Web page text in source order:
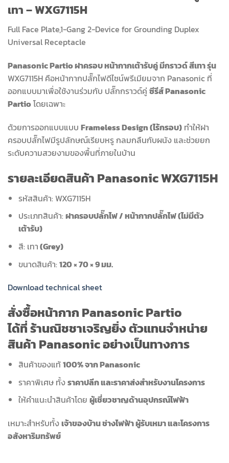
เทา – WXG7115H
Full Face Plate,1-Gang 2-Device for Grounding Duplex
Universal Receptacle
Panasonic Partio ฝาครอบ หน้ากากเต้ารับคู่ มีกราวด์ สีเทา รุ่น
WXG7115H คือหน้ากากปลั๊กไฟดีไซน์พรีเมียมจาก Panasonic ที่
ออกแบบมาเพื่อใช้งานร่วมกับ ปลั๊กกราวด์คู่ ซีรีส์ Panasonic
Partioโดยเฉพาะ
ด้วยการออกแบบแบบ Frameless Design (ไร้กรอบ) ทำให้ฝา
ครอบปลั๊กไฟมีรูปลักษณ์เรียบหรู กลมกลืนกับผนัง และช่วยยก
ระดับความสวยงามของพื้นที่ภายในบ้าน
รายละเอียดสินค้า PanasonicWXG7115H
รหัสสินค้า: WXG7115H
ประเภทสินค้า: ฝาครอบปลั๊กไฟ / หน้ากากปลั๊กไฟ (ไม่มีตัว
เต้ารับ)
สี: เทา(Grey)
ขนาดสินค้า: 120 × 70 × 9 มม.
Download technical sheet
สั่งซื้อหน้ากาก Panasonic Partio
ได้ที่ ร้านณิชชาเจริญยิ่ง ตัวแทนจำหน่าย
สินค้า Panasonic อย่างเป็นทางการ
สินค้าของแท้100% จาก Panasonic
ราคาพิเศษ ทั้งราคาปลีก และราคาส่งสำหรับงานโครงการ
ให้คำแนะนำสินค้าโดย ผู้เชี่ยวชาญด้านอุปกรณ์ไฟฟ้า
เหมาะสำหรับทั้งเจ้าของบ้าน ช่างไฟฟ้า ผู้รับเหมา และโครงการ
อสังหาริมทรัพย์